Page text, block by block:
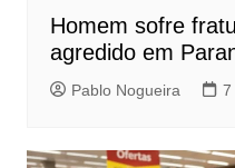
Homem sofre
agredido em
Pablo Nogueira 7